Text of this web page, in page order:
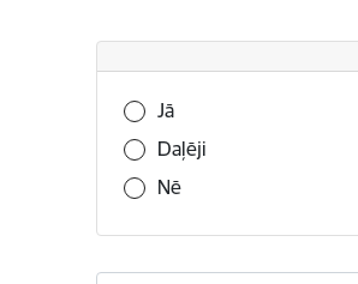
Vai šī informācija bija
Jā
Daļēji
Nē